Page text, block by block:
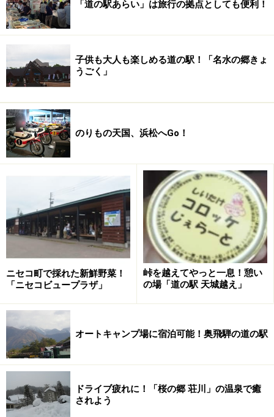
「道の駅あらい」は旅行の拠点としても便利！
子供も大人も楽しめる道の駅！「名水の郷きょ
うごく」
のりもの天国、浜松へGo！
ニセコ町で採れた新鮮野菜！
「ニセコビュープラザ」
峠を越えてやっと一息！憩い
の場「道の駅 天城越え」
オートキャンプ場に宿泊可能！奥飛騨の道の駅
ドライブ疲れに！「桜の郷 荘川」の温泉で癒
されよう